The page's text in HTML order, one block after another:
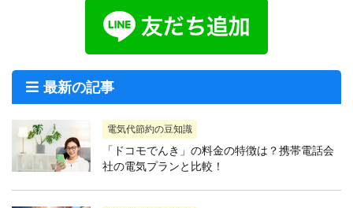
最新の記事
電気代節約の豆知識
「ドコモでんき」の料金の特徴は？携帯電話会
社の電気プランと比較！